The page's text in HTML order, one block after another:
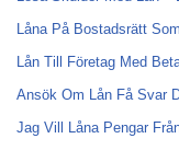
Låna På Bostadsrätt
Lån Till Företag Med
Ansök Om Lån Få Svar
Jag Vill Låna Pengar